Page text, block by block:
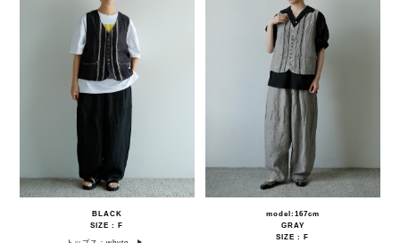
BLACK
SIZE : F
model:167cm
GRAY
SIZE : F